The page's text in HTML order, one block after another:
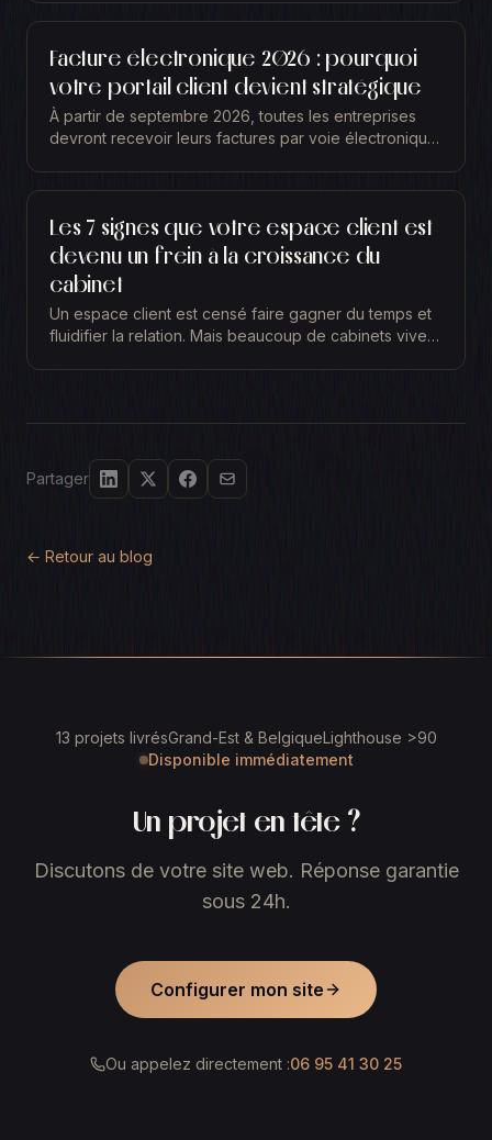
Facture électronique 2026 : pourquoi
votre portail client devient stratégique
À partir de septembre 2026, toutes les entreprises
devront recevoir leurs factures par voie électronique.
Les 7 signes que votre espace client est
devenu un frein à la croissance du
cabinet
Un espace client est censé faire gagner du temps et
fluidifier la relation. Mais beaucoup de cabinets vivent
Partager
← Retour au blog
13 projets livrésGrand-Est & BelgiqueLighthouse >90
Disponible immédiatement
Un projet en tête ?
Discutons de votre site web. Réponse garantie
sous 24h.
Configurer mon site
Ou appelez directement :06 95 41 30 25